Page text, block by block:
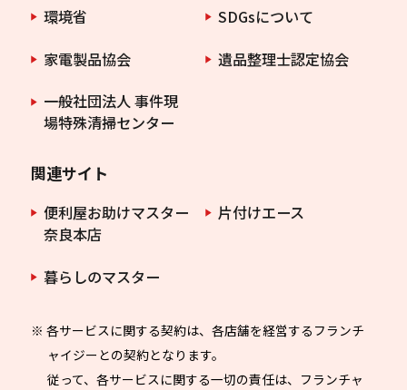
環境省
SDGsについて
家電製品協会
遺品整理士認定協会
一般社団法人 事件現
場特殊清掃センター
関連サイト
便利屋お助けマスター
奈良本店
片付けエース
暮らしのマスター
※ 各サービスに関する契約は、各店舗を経営するフランチ
ャイジーとの契約となります。
従って、各サービスに関する一切の責任は、フランチャ